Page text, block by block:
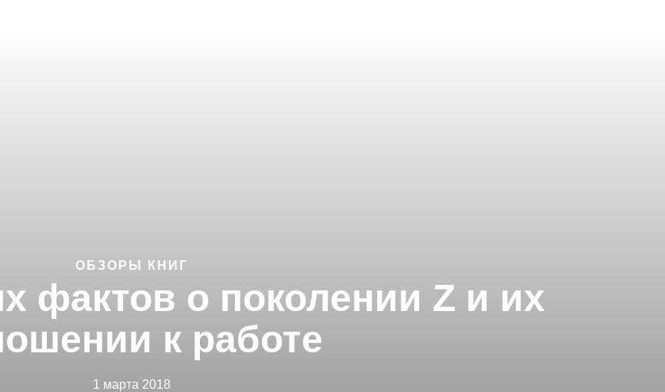
ОБЗОРЫ КНИГ
фактов о поколении Z и их
к работе
1 марта 2018